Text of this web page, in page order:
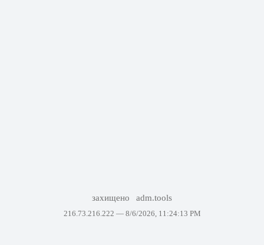
захищено adm.tools
216.73.216.222 — 8/6/2026, 11:24:13 PM